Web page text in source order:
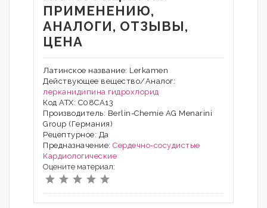
ПРИМЕНЕНИЮ,
АНАЛОГИ, ОТЗЫВЫ,
ЦЕНА
Латинское название: Lerkamen
Действующее вещество/Аналог:
лерканидипина гидрохлорид
Код АТХ: С08СА13
Производитель: Berlin-Chemie AG Menarini
Group (Германия)
Рецептурное: Да
Предназначение: Сердечно-сосудистые
Кардиологические
Оцените материал: